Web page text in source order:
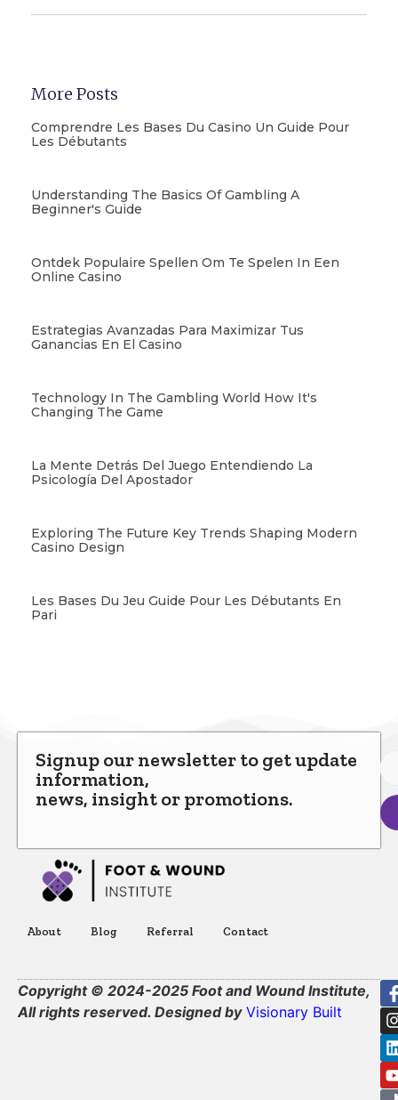
More Posts
Comprendre Les Bases Du Casino Un Guide Pour
Les Débutants
Understanding The Basics Of Gambling A
Beginner's Guide
Ontdek Populaire Spellen Om Te Spelen In Een
Online Casino
Estrategias Avanzadas Para Maximizar Tus
Ganancias En El Casino
Technology In The Gambling World How It's
Changing The Game
La Mente Detrás Del Juego Entendiendo La
Psicología Del Apostador
Exploring The Future Key Trends Shaping Modern
Casino Design
Les Bases Du Jeu Guide Pour Les Débutants En
Pari
Signup our newsletter to get update
information,
news, insight or promotions.
About Blog Referral Contact
Copyright © 2024-2025 Foot and Wound Institute,
All rights reserved. Designed by Visionary Built